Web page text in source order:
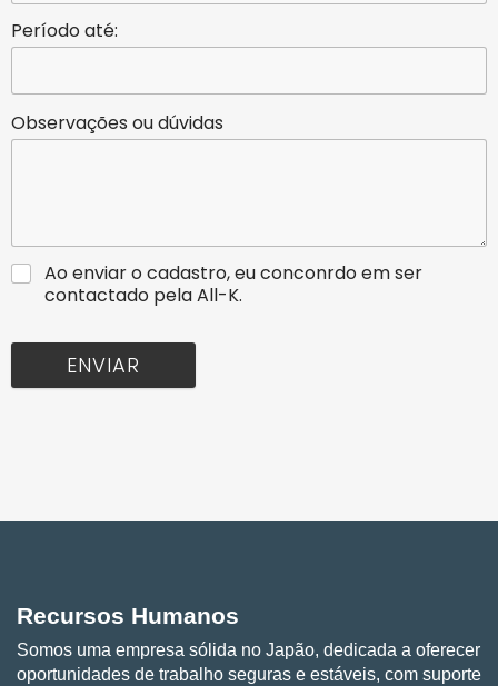
Período até:
Observações ou dúvidas
Ao enviar o cadastro, eu conconrdo em ser
contactado pela All-K.
ENVIAR
Recursos Humanos
Somos uma empresa sólida no Japão, dedicada a oferecer
oportunidades de trabalho seguras e estáveis, com suporte